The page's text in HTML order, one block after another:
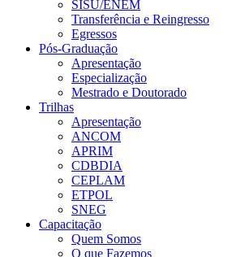
SISU/ENEM
Transferência e Reingresso
Egressos
Pós-Graduação
Apresentação
Especialização
Mestrado e Doutorado
Trilhas
Apresentação
ANCOM
APRIM
CDBDIA
CEPLAM
ETPOL
SNEG
Capacitação
Quem Somos
O que Fazemos